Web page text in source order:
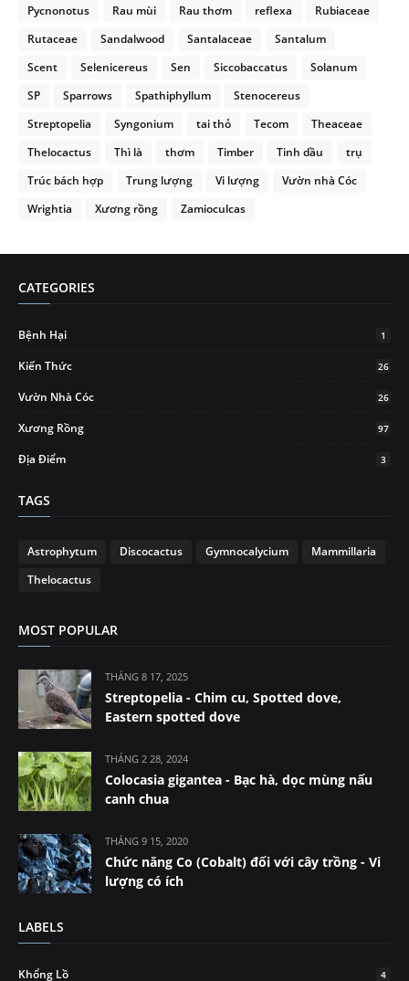
Pycnonotus
Rau mùi Rau thơm reflexa
Rubiaceae
Rutaceae
Sandalwood Santalaceae
Santalum
Scent
Selenicereus Sen Siccobaccatus
Solanum
SP
Sparrows Spathiphyllum
Stenocereus
Streptopelia
Syngonium tai thỏ Tecom
Theaceae
Thelocactus
Thì là thơm Timber Tinh dầu
trụ
Trúc bách hợp
Trung lượng Vi lượng
Vườn nhà Cóc
Wrightia
Xương rồng Zamioculcas
CATEGORIES
Bệnh Hại 1
Kiến Thức 26
Vườn Nhà Cóc 26
Xương Rồng 97
Địa Điểm 3
TAGS
Astrophytum Discocactus Gymnocalycium
Mammillaria
Thelocactus
MOST POPULAR
THÁNG 8 17, 2025
Streptopelia - Chim cu, Spotted dove,
Eastern spotted dove
THÁNG 2 28, 2024
Colocasia gigantea - Bạc hà, dọc mùng nấu
canh chua
THÁNG 9 15, 2020
Chức năng Co (Cobalt) đối với cây trồng - Vi
lượng có ích
LABELS
Khổng Lồ 4